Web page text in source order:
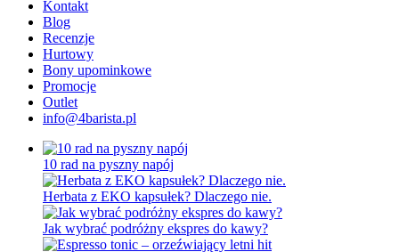
Kontakt
Blog
Recenzje
Hurtowy
Bony upominkowe
Promocje
Outlet
info@4barista.pl
10 rad na pyszny napój
Herbata z EKO kapsułek? Dlaczego nie.
Jak wybrać podróżny ekspres do kawy?